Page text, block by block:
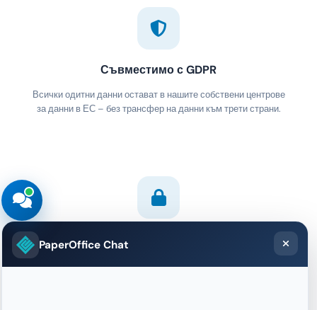
Съвместимо с GDPR
Всички одитни данни остават в нашите собствени центрове
за данни в ЕС – без трансфер на данни към трети страни.
Криптиране от край до край
PaperOffice Chat